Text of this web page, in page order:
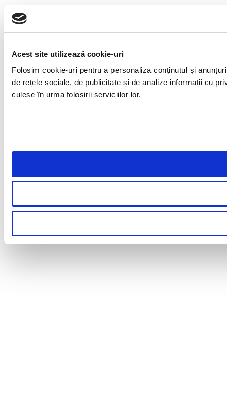
Acest site utilizează cookie-uri
Folosim cookie-uri pentru a personaliza conținutul și
de rețele sociale, de publicitate și de analize informații cu
culese în urma folosirii serviciilor lor.